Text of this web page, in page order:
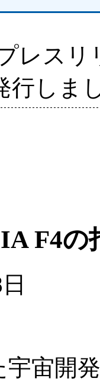
レスリ
行しま
F4の
宙開